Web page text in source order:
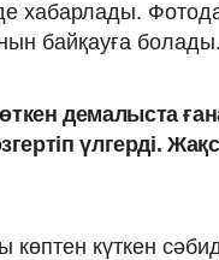
хабарлады.
байқауға болады.
демалыста
өзгертіп үлгерді.
күткен